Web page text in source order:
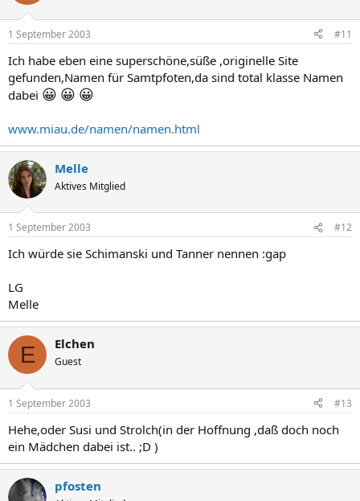
1 September 2003 #11
Ich habe eben eine superschöne,süße ,originelle Site
gefunden,Namen für Samtpfoten,da sind total klasse Namen
dabei 😀 😀 😀
www.miau.de/namen/namen.html
Melle
Aktives Mitglied
1 September 2003 #12
Ich würde sie Schimanski und Tanner nennen :gap
LG
Melle
E Elchen
Guest
1 September 2003 #13
Hehe,oder Susi und Strolch(in der Hoffnung ,daß doch noch
ein Mädchen dabei ist.. ;D )
pfosten